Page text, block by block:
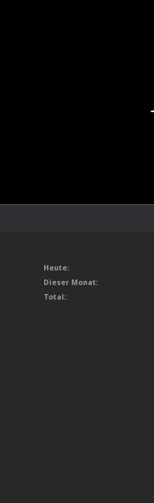
Heute:
Dieser Monat:
Total: